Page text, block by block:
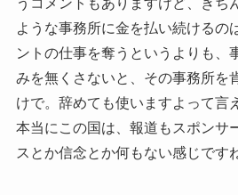
ような事務所に金を払い続けるの
ントの仕事を奪うというよりも、
みを無くさないと、その事務所を
けで。辞めても使いますよって言
本当にこの国は、報道もスポンサ
スとか信念とか何もない感じです